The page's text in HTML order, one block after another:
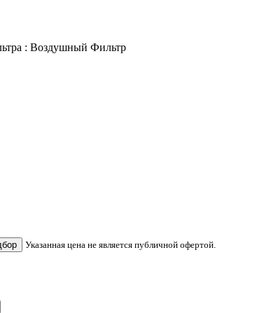
: Воздушный Фильтр
Указанная цена не является публичной офертой.